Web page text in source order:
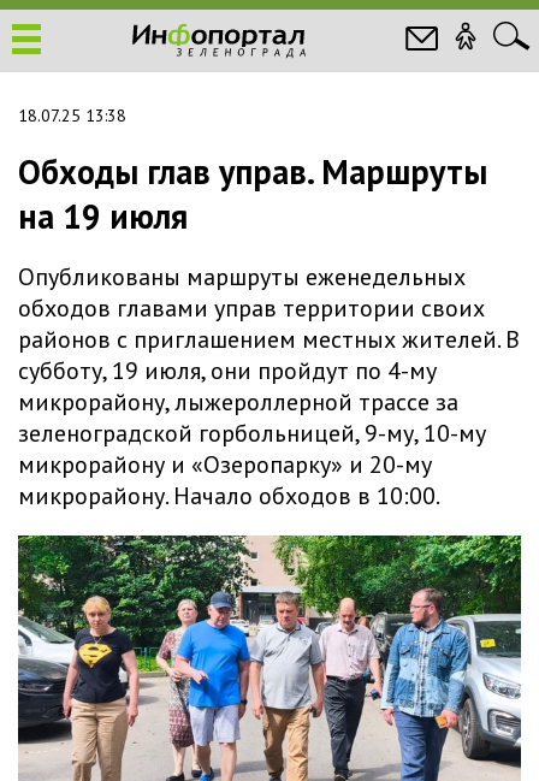
18.07.25 13:38
Обходы глав управ. Маршруты
на 19 июля
Опубликованы маршруты еженедельных
обходов главами управ территории своих
районов с приглашением местных жителей. В
субботу, 19 июля, они пройдут по 4-му
микрорайону, лыжероллерной трассе за
зеленоградской горбольницей, 9-му, 10-му
микрорайону и «Озеропарку» и 20-му
микрорайону. Начало обходов в 10:00.